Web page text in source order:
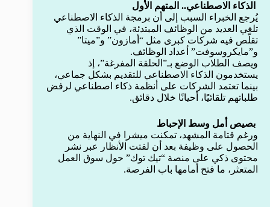
الذكاء الاصطناعي.. المتهم الأول
يُرجع الخبراء السبب إلى أن برمجة الذكاء الاصطناعي
تلغي العديد من الوظائف المبتدئة، في الوقت الذي
تقلّص فيه شركات كبرى مثل “أمازون” و”ميتا”
و”مايكروسوفت” أعداد الوظائف.
ويصف الطلاب الوضع بـ”الحلقة المفرغة”، إذ
يستخدمون الذكاء الاصطناعي للتقديم بشكل جماعي،
بينما تعتمد الشركات على أنظمة ذكاء اصطناعي لرفض
طلباتهم تلقائيًا، أحيانًا خلال دقائق.
بصيص أمل وسط الإحباط
ورغم قتامة المشهد، تمكنت ميشرا في النهاية من
الحصول على وظيفة بعد أن لفتت الأنظار عبر نشر
محتوى ذكي على منصة “تيك توك” حول سوق العمل
المتعثر، ما فتح أمامها باب الفرصة.